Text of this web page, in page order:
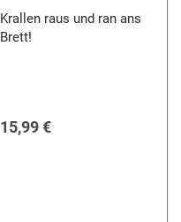
Krallen raus und ran ans
Brett!
15,99 €